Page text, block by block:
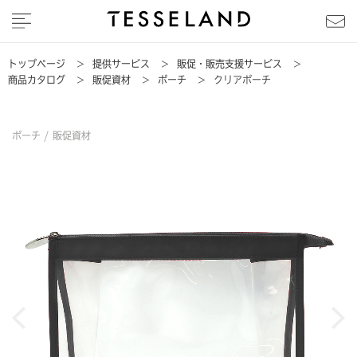
トップページ > 提供サービス > 販促・販売支援サービス
>
商品カタログ
> 販促資材 > ポーチ > クリアポーチ
ポーチ / 販促資材